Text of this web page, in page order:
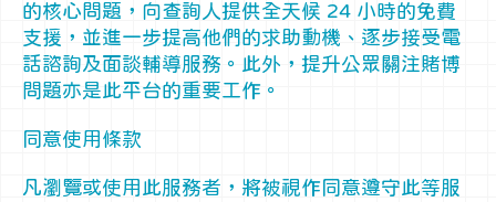
的核心問題，向查詢人提供全天候 24 小時的免費
支援，並進一步提高他們的求助動機、逐步接受電
話諮詢及面談輔導服務。此外，提升公眾關注賭博
問題亦是此平台的重要工作。
同意使用條款
凡瀏覽或使用此服務者，將被視作同意遵守此等服